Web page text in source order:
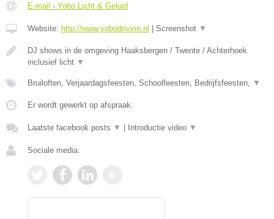
E-mail › Yobo Licht & Geluid
Website: http://www.yobodrivein.nl Screenshot ▼
DJ shows in de omgeving Haaksbergen / Twente / Achterhoek
inclusief licht ▼
Bruiloften, Verjaardagsfeesten, Schoolfeesten, Bedrijfsfeesten, ▼
Er wordt gewerkt op afspraak.
Laatste facebook posts ▼ Introductie video ▼
Sociale media: